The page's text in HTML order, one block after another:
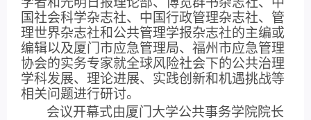
国社会科学杂志社、中国行政管理杂志社、管
理世界杂志社和公共管理学报杂志社的主编或
编辑以及厦门市应急管理局、福州市应急管理
协会的实务专家就全球风险社会下的公共治理
学科发展、理论进展、实践创新和机遇挑战等
相关问题进行研讨。
会议开幕式由厦门大学公共事务学院院长